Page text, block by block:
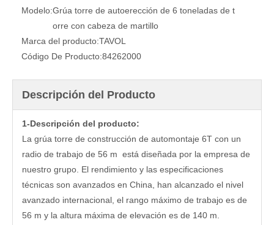
Modelo:Grúa torre de autoerección de 6 toneladas de t
orre con cabeza de martillo
Marca del producto:TAVOL
Código De Producto:84262000
Descripción del Producto
1-Descripción del producto:
La grúa torre de construcción de automontaje 6T con un
radio de trabajo de 56 m está diseñada por la empresa de
nuestro grupo. El rendimiento y las especificaciones
técnicas son avanzados en China, han alcanzado el nivel
avanzado internacional, el rango máximo de trabajo es de
56 m y la altura máxima de elevación es de 140 m.